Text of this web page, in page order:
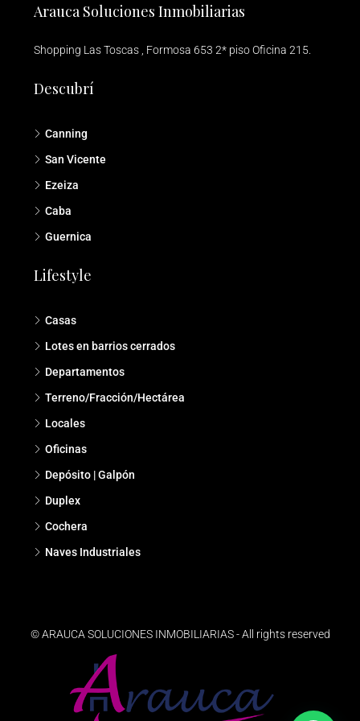
Arauca Soluciones Inmobiliarias
Shopping Las Toscas , Formosa 653 2* piso Oficina 215.
Descubrí
Canning
San Vicente
Ezeiza
Caba
Guernica
Lifestyle
Casas
Lotes en barrios cerrados
Departamentos
Terreno/Fracción/Hectárea
Locales
Oficinas
Depósito | Galpón
Duplex
Cochera
Naves Industriales
© ARAUCA SOLUCIONES INMOBILIARIAS - All rights reserved